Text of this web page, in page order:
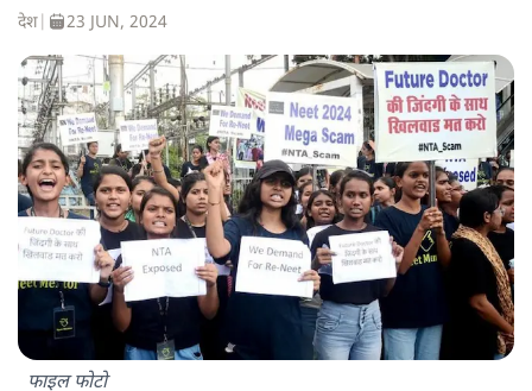
देश 23 JUN, 2024
फाइल फोटो